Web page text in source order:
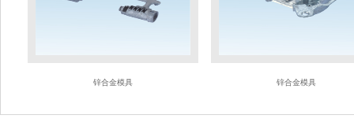
锌合金模具 锌合金模具